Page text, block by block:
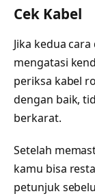
Cek Kabel
Jika kedua
mengatasi
periksa kabel
dengan baik,
berkarat.
Setelah
kamu bisa
petunjuk